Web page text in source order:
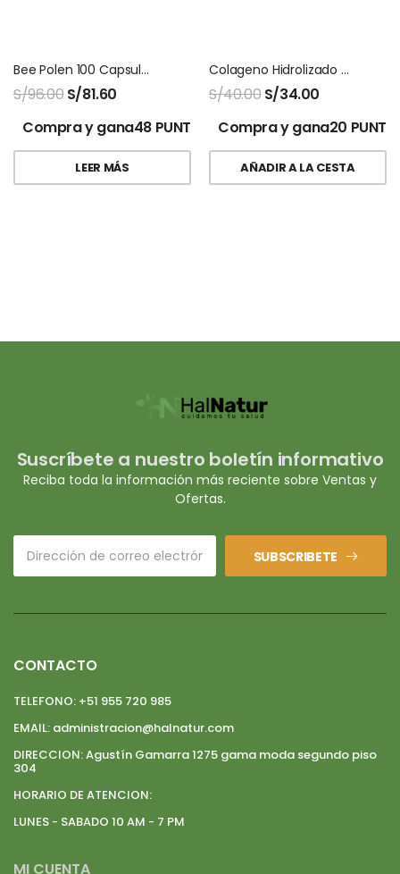
Bee Polen 100 Capsulas Natures Sunshine
S/96.00 S/81.60
Compra y gana48 PUNTOS!
LEER MÁS
Colageno Hidrolizado Fitosana
S/40.00 S/34.00
Compra y gana20
AÑADIR A LA CESTA
Suscríbete a nuestro boletín informativo
Reciba toda la información más reciente sobre Ventas y
Ofertas.
SUBSCRIBETE
CONTACTO
TELEFONO: +51 955 720 985
EMAIL: administracion@halnatur.com
DIRECCION:Agustín Gamarra 1275 gama moda segundo piso
304
HORARIO DE ATENCION:
LUNES - SABADO 10 AM - 7 PM
MI CUENTA